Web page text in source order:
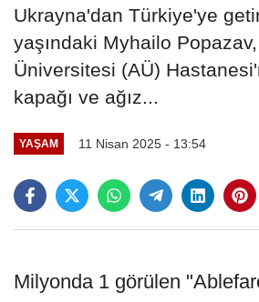
Ukrayna'dan Türkiye'ye
yaşındaki Myhailo
Üniversitesi (AÜ)
kapağı ve ağız...
YAŞAM 11 Nisan 2025 - 13:54
Milyonda 1 görülen